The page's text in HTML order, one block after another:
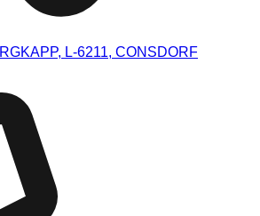
L-6211, CONSDORF